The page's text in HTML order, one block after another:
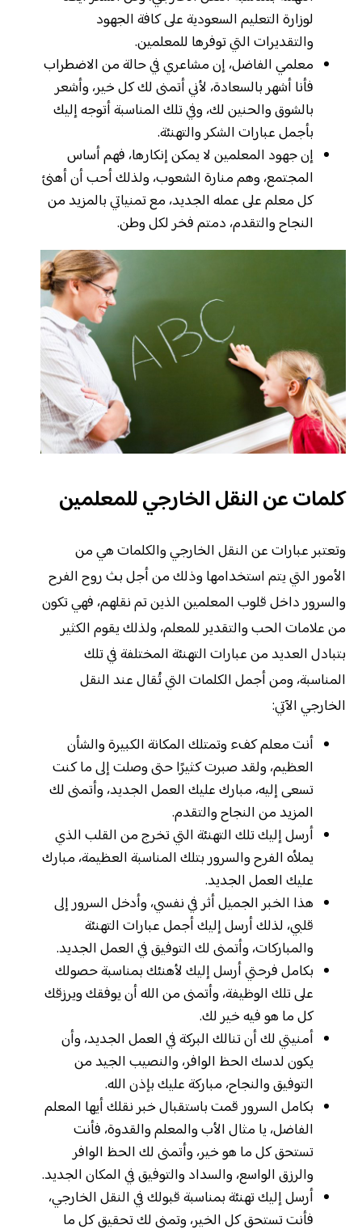
لوزارة التعليم السعودية على كافة الجهود
والتقديرات التي توفرها للمعلمين.
معلمي الفاضل، إن مشاعري في حالة من الاضطراب
فأنا أشهر بالسعادة، لأني أتمنى لك كل خير، وأشعر
بالشوق والحنين لك، وفي تلك المناسبة أتوجه إليك
بأجمل عبارات الشكر والتهنئة.
إن جهود المعلمين لا يمكن إنكارها، فهم أساس
المجتمع، وهم منارة الشعوب، ولذلك أحب أن أهنئ
كل معلم على عمله الجديد، مع تمنياتي بالمزيد من
النجاح والتقدم، دمتم فخر لكل وطن.
كلمات عن النقل الخارجي للمعلمين
وتعتبر عبارات عن النقل الخارجي والكلمات هي من
الأمور التي يتم استخدامها وذلك من أجل بث روح الفرح
والسرور داخل قلوب المعلمين الذين تم نقلهم، فهي تكون
من علامات الحب والتقدير للمعلم، ولذلك يقوم الكثير
بتبادل العديد من عبارات التهنئة المختلفة في تلك
المناسبة، ومن أجمل الكلمات التي تُقال عند النقل
الخارجي الآتي:
أنت معلم كفء وتمتلك المكانة الكبيرة والشأن
العظيم، ولقد صبرت كثيرًا حتى وصلت إلى ما كنت
تسعى إليه، مبارك عليك العمل الجديد، وأتمنى لك
المزيد من النجاح والتقدم.
أرسل إليك تلك التهنئة التي تخرج من القلب الذي
يملأه الفرح والسرور بتلك المناسبة العظيمة، مبارك
عليك العمل الجديد.
هذا الخبر الجميل أثر في نفسي، وأدخل السرور إلى
قلبي، لذلك أرسل إليك أجمل عبارات التهنئة
والمباركات، وأتمنى لك التوفيق في العمل الجديد.
بكامل فرحتي أرسل إليك لأهنئك بمناسبة حصولك
على تلك الوظيفة، وأتمنى من الله أن يوفقك ويرزقك
كل ما هو فيه خير لك.
أمنيتي لك أن تنالك البركة في العمل الجديد، وأن
يكون لدسك الحظ الوافر، والنصيب الجيد من
التوفيق والنجاح، مباركة عليك بإذن الله.
بكامل السرور قمت باستقبال خبر نقلك أيها المعلم
الفاضل، يا مثال الأب والمعلم والقدوة، فأنت
تستحق كل ما هو خير، وأتمنى لك الحظ الوافر
والرزق الواسع، والسداد والتوفيق في المكان الجديد.
أرسل إليك تهنئة بمناسبة قبولك في النقل الخارجي،
فأنت تستحق كل الخير، وتمنى لك تحقيق كل ما